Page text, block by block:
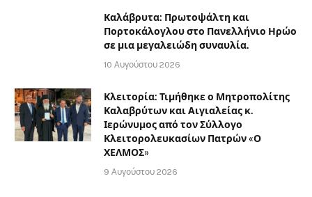
Καλάβρυτα: Πρωτοψάλτη και
Πορτοκάλογλου στο Πανελλήνιο Ηρώο
σε μια μεγαλειώδη συναυλία.
10 Αυγούστου 2026
Κλειτορία: Τιμήθηκε ο Μητροπολίτης
Καλαβρύτων και Αιγιαλείας κ.
Ιερώνυμος από τον Σύλλογο
Κλειτορολευκασίων Πατρών «Ο
ΧΕΛΜΟΣ»
9 Αυγούστου 2026